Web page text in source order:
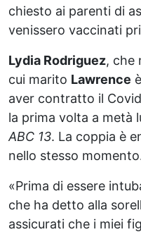
chiesto ai parenti di
venissero vaccinati
Lydia Rodriguez, che
cui marito Lawrence
aver contratto il
la prima volta a metà
ABC 13. La coppia è
nello stesso
«Prima di essere
che ha detto alla
assicurati che i miei